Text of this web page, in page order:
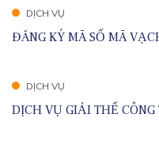
DỊCH VỤ
ĐĂNG KÝ MÃ SỐ MÃ
DỊCH VỤ
DỊCH VỤ GIẢI THỂ